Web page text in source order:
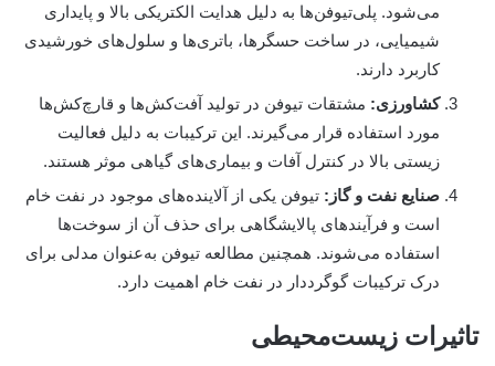
می‌شود. پلی‌تیوفن‌ها به دلیل هدایت الکتریکی بالا و پایداری
شیمیایی، در ساخت حسگرها، باتری‌ها و سلول‌های خورشیدی
کاربرد دارند.
کشاورزی: مشتقات تیوفن در تولید آفت‌کش‌ها و قارچ‌کش‌ها
مورد استفاده قرار می‌گیرند. این ترکیبات به دلیل فعالیت
زیستی بالا در کنترل آفات و بیماری‌های گیاهی موثر هستند.
صنایع نفت و گاز: تیوفن یکی از آلاینده‌های موجود در نفت خام
است و فرآیندهای پالایشگاهی برای حذف آن از سوخت‌ها
استفاده می‌شوند. همچنین مطالعه تیوفن به‌عنوان مدلی برای
درک ترکیبات گوگرددار در نفت خام اهمیت دارد.
تاثیرات زیست‌محیطی